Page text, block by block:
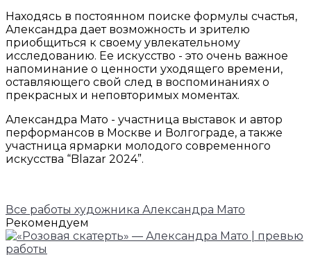
Находясь в постоянном поиске формулы счастья,
Александра дает возможность и зрителю
приобщиться к своему увлекательному
исследованию. Ее искусство - это очень важное
напоминание о ценности уходящего времени,
оставляющего свой след в воспоминаниях о
прекрасных и неповторимых моментах.
Александра Мато - участница выставок и автор
перформансов в Москве и Волгограде, а также
участница ярмарки молодого современного
искусства “Blazar 2024”.
Все работы художника Александра Мато
Рекомендуем